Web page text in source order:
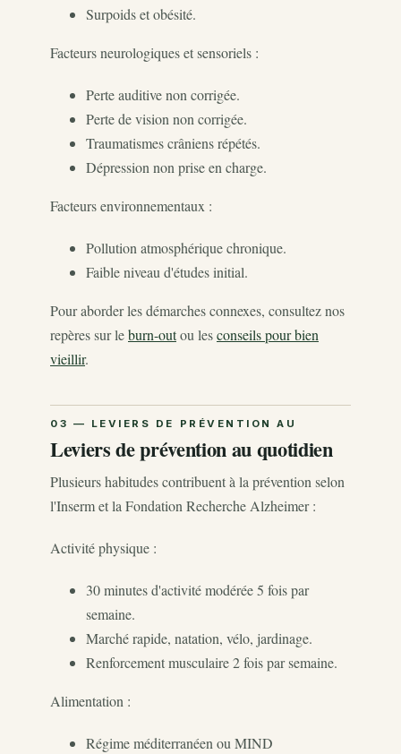
Surpoids et obésité.
Facteurs neurologiques et sensoriels :
Perte auditive non corrigée.
Perte de vision non corrigée.
Traumatismes crâniens répétés.
Dépression non prise en charge.
Facteurs environnementaux :
Pollution atmosphérique chronique.
Faible niveau d'études initial.
Pour aborder les démarches connexes, consultez nos
repères sur leburn-outou lesconseils pour bien
vieillir.
Leviers de prévention au quotidien
Plusieurs habitudes contribuent à la prévention selon
l'Inserm et la Fondation Recherche Alzheimer :
Activité physique :
30 minutes d'activité modérée 5 fois par
semaine.
Marché rapide, natation, vélo, jardinage.
Renforcement musculaire 2 fois par semaine.
Alimentation :
Régime méditerranéen ou MIND